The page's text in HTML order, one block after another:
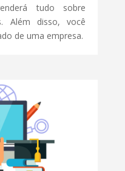
tudo sobre
Além disso, você
de uma empresa.